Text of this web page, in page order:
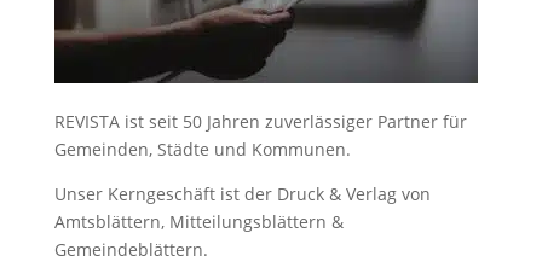
REVISTA ist seit 50 Jahren zuverlässiger Partner für
Gemeinden, Städte und Kommunen.
Unser Kerngeschäft ist der Druck & Verlag von
Amtsblättern, Mitteilungsblättern &
Gemeindeblättern.